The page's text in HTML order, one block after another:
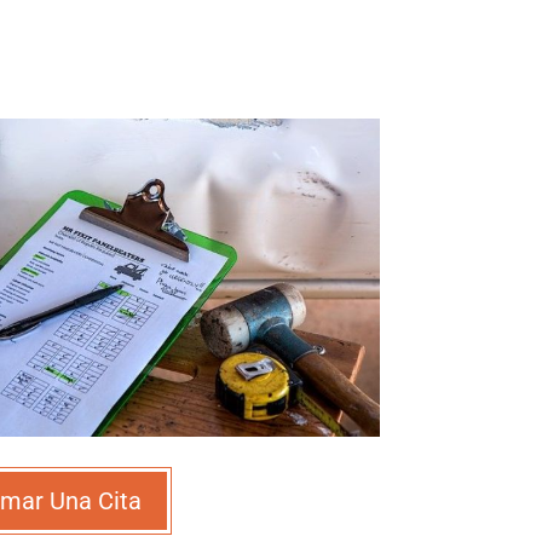
Una Cita